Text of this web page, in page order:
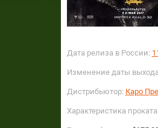
Дата релиза в России:
Изменение даты
Дистрибьютор: Каро
Характеристика проката: